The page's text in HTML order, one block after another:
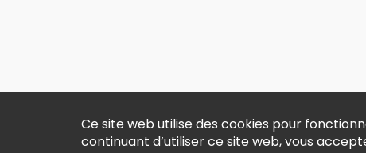
Ce site web utilise des cookies pour
continuant d’utiliser ce site web, vous